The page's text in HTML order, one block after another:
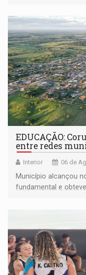
EDUCAÇÃO:
entre redes
Interior 06 de
Município alcançou
fundamental e